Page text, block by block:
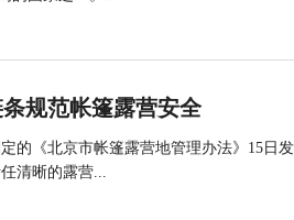
规范帐篷露营安全
的《北京市帐篷露营地管理办法》15日
清晰的露营...